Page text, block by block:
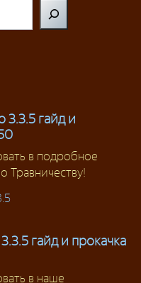
3.3.5 гайд и
в подробное
Травничеству!
гайд и прокачка
в наше